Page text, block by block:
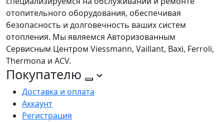
отопительного оборудования, обеспечивая
безопасность и долговечность ваших систем
отопления. Мы являемся Авторизованным
Сервисным Центром Viessmann, Vaillant, Baxi, Ferroli,
Thermona и ACV.
Покупателю
Доставка и оплата
Аккаунт
Регистрация